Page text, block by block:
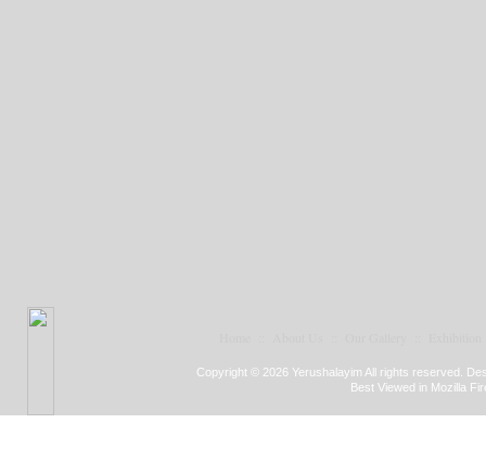
Copyright © 2026 Yerushalayim All rights reserved.
Best Viewed in Mozilla